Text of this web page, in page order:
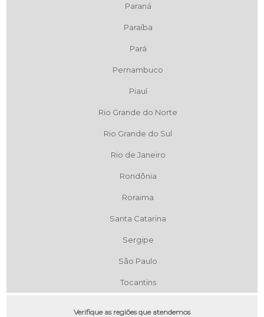
Paraná
Paraíba
Pará
Pernambuco
Piauí
Rio Grande do Norte
Rio Grande do Sul
Rio de Janeiro
Rondônia
Roraima
Santa Catarina
Sergipe
São Paulo
Tocantins
Verifique as regiões que atendemos